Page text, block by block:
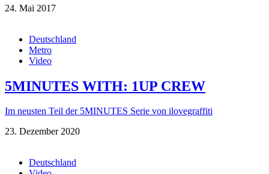
24. Mai 2017
Deutschland
Metro
Video
5MINUTES WITH: 1UP CREW
Im neusten Teil der 5MINUTES Serie von ilovegraffiti
23. Dezember 2020
Deutschland